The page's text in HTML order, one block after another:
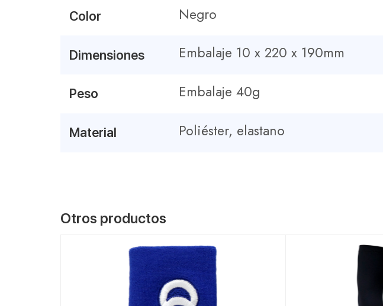
Color Negro
Dimensiones Embalaje 10 x 220 x 190mm
Peso Embalaje 40g
Material Poliéster, elastano
Otros productos